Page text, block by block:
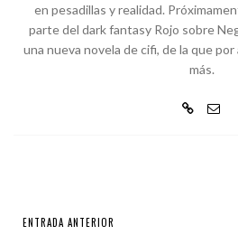
en pesadillas y realidad.
parte del dark fantasy Rojo sobre
una nueva novela de cifi, de la que
más.
ENTRADA ANTERIOR